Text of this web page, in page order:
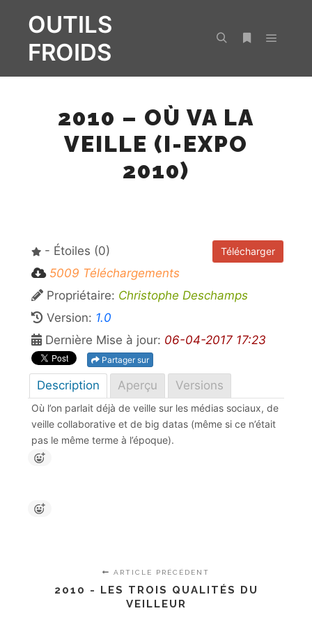
OUTILS
FROIDS
2010 – OÙ VA LA
VEILLE (I-EXPO
2010)
Télécharger
- Étoiles (0)
5009 Téléchargements
Propriétaire: Christophe Deschamps
Version: 1.0
Dernière Mise à jour: 06-04-2017 17:23
Partager sur
Description Aperçu Versions
Où l’on parlait déjà de veille sur les médias sociaux, de
veille collaborative et de big datas (même si ce n’était
pas le même terme à l’époque).
ARTICLE PRÉCÉDENT
2010 - LES TROIS QUALITÉS DU
VEILLEUR